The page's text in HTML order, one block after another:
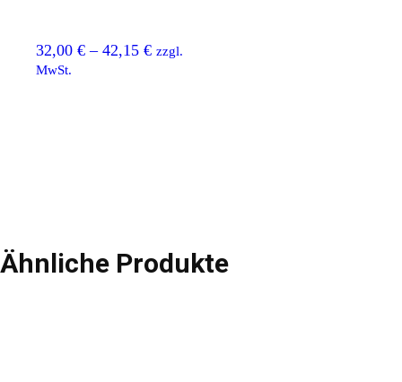
32,00 € – 42,15 € zzgl.
MwSt.
Ähnliche Produkte